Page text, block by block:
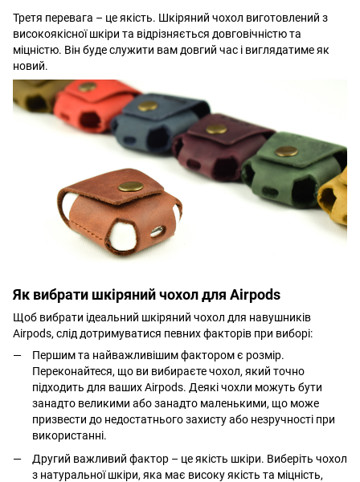
Третя перевага – це якість. Шкіряний чохол виготовлений з
високоякісної шкіри та відрізняється довговічністю та
міцністю. Він буде служити вам довгий час і виглядатиме як
новий.
Як вибрати шкіряний чохол для Airpods
Щоб вибрати ідеальний шкіряний чохол для навушників
Airpods, слід дотримуватися певних факторів при виборі:
Першим та найважливішим фактором є розмір.
Переконайтеся, що ви вибираєте чохол, який точно
підходить для ваших Airpods. Деякі чохли можуть бути
занадто великими або занадто маленькими, що може
призвести до недостатнього захисту або незручності при
використанні.
Другий важливий фактор – це якість шкіри. Виберіть чохол
з натуральної шкіри, яка має високу якість та міцність,